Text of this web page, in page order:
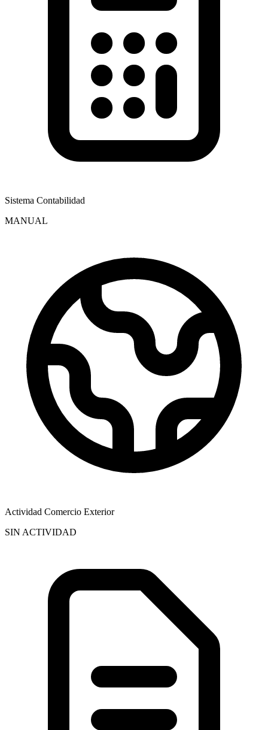
Sistema Contabilidad
MANUAL
Actividad Comercio Exterior
SIN ACTIVIDAD